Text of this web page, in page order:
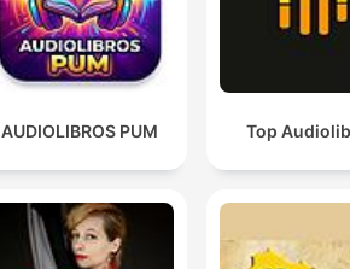
AUDIOLIBROS PUM Top